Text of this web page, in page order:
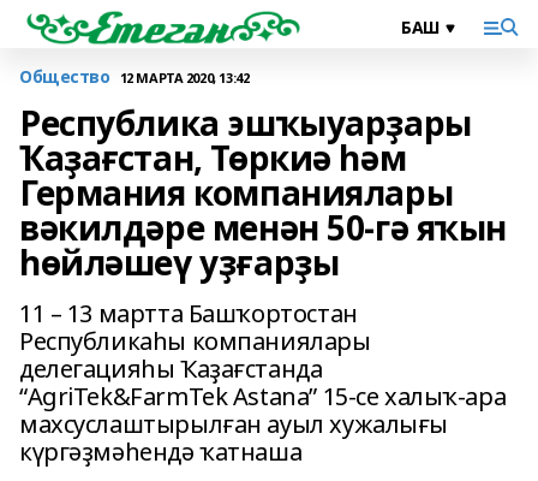
Общество 12 МАРТА 2020, 13:42
Республика эшҡыуарҙары
Ҡаҙағстан, Төркиә һәм
Германия компаниялары
вәкилдәре менән 50-гә яҡын
һөйләшеү уҙғарҙы
11 – 13 мартта Башҡортостан
Республикаһы компаниялары
делегацияһы Ҡаҙағстанда
“AgriTek&FarmTek Astana” 15-се халыҡ-ара
махсуслаштырылған ауыл хужалығы
күргәҙмәһендә ҡатнаша